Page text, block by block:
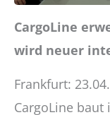
CargoLine
wird neuer
Frankfurt:
CargoLine